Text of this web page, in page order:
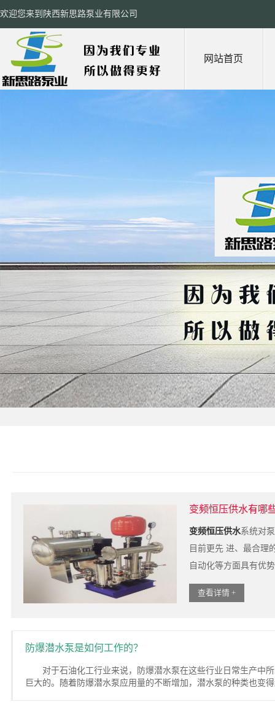
欢迎您来到陕西新思路泵业有限公司
网站首页
变频恒压供水有哪
变频恒压供水系统对
目前更先 进、最合理
自动化等方面具有优势
查看详情 +
防爆潜水泵是如何工作的？
对于石油化工行业来说，防爆潜水泵在这些行业日常生产中所
巨大的。随着防爆潜水泵应用量的不断增加，潜水泵的种类也变